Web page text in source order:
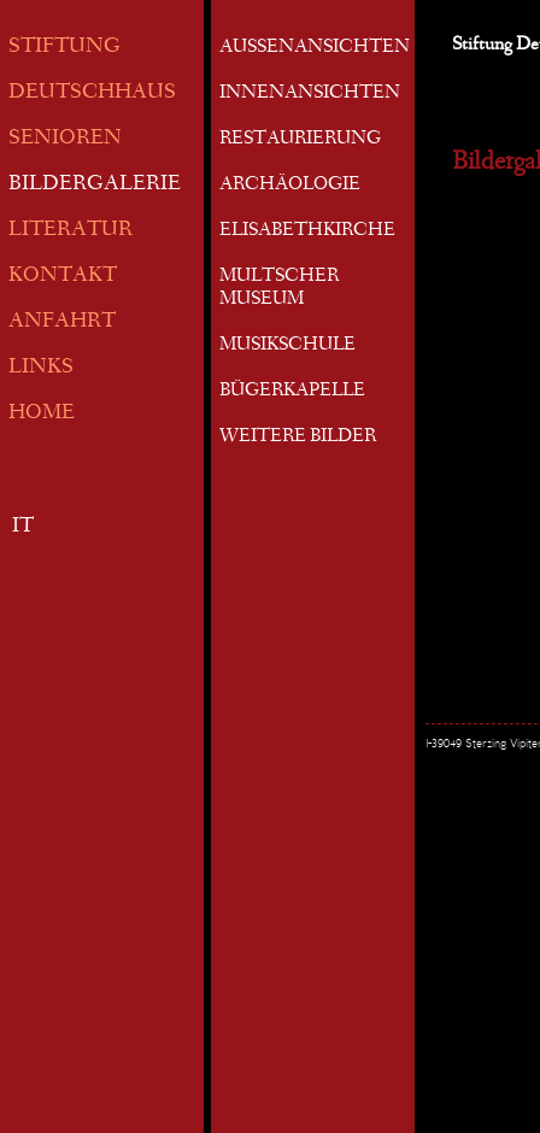
STIFTUNG
DEUTSCHHAUS
SENIOREN
BILDERGALERIE
LITERATUR
KONTAKT
ANFAHRT
LINKS
HOME
IT
AUSSENANSICHTEN
INNENANSICHTEN
RESTAURIERUNG
ARCHÄOLOGIE
ELISABETHKIRCHE
MULTSCHER
MUSEUM
MUSIKSCHULE
BÜGERKAPELLE
WEITERE BILDER
Stiftung
I-39049 Sterzing